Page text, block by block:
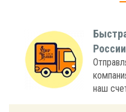
России
наш